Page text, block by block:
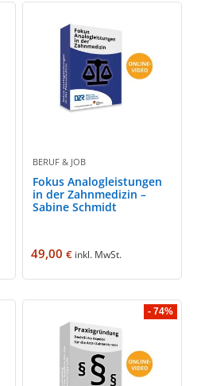
BERUF & JOB
Fokus Analogleistungen
in der Zahnmedizin –
Sabine Schmidt
49,00€ inkl. MwSt.
- 74%